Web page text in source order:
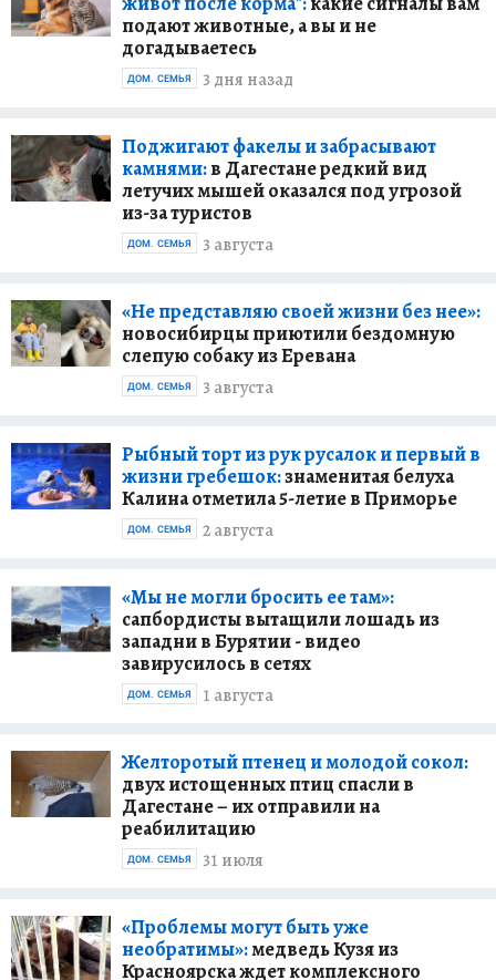
подают животные, а вы и не
догадываетесь
3 дня назад
ДОМ. СЕМЬЯ
Поджигают факелы и забрасывают
камнями:в Дагестане редкий вид
летучих мышей оказался под угрозой
из-за туристов
3 августа
ДОМ. СЕМЬЯ
«Не представляю своей жизни без нее»:
новосибирцы приютили бездомную
слепую собаку из Еревана
3 августа
ДОМ. СЕМЬЯ
Рыбный торт из рук русалок и первый в
жизни гребешок:знаменитая белуха
Калина отметила 5-летие в Приморье
2 августа
ДОМ. СЕМЬЯ
«Мы не могли бросить ее там»:
сапбордисты вытащили лошадь из
западни в Бурятии - видео
завирусилось в сетях
1 августа
ДОМ. СЕМЬЯ
Желторотый птенец и молодой сокол:
двух истощенных птиц спасли в
Дагестане – их отправили на
реабилитацию
31 июля
ДОМ. СЕМЬЯ
«Проблемы могут быть уже
необратимы»:медведь Кузя из
Красноярска ждет комплексного